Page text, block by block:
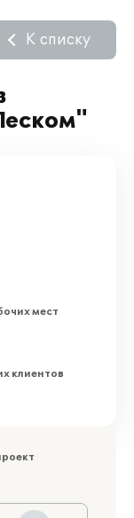
К списку
мест
клиентов